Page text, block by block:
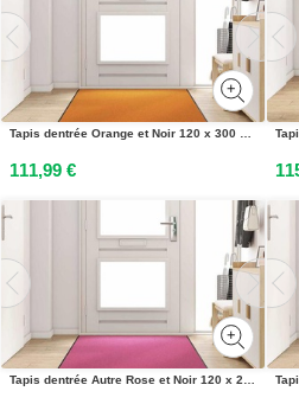
Tapis dentrée Orange et Noir 120 x 300 cm Polyamide et PVC
111,99 €
Tapis dentrée Autre Rose et Noir 120 x 250 cm Polyamide et PVC